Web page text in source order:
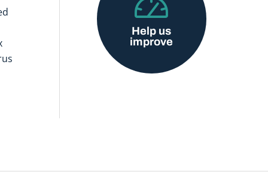
Help us
improve